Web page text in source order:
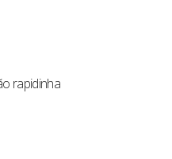
rapidinha